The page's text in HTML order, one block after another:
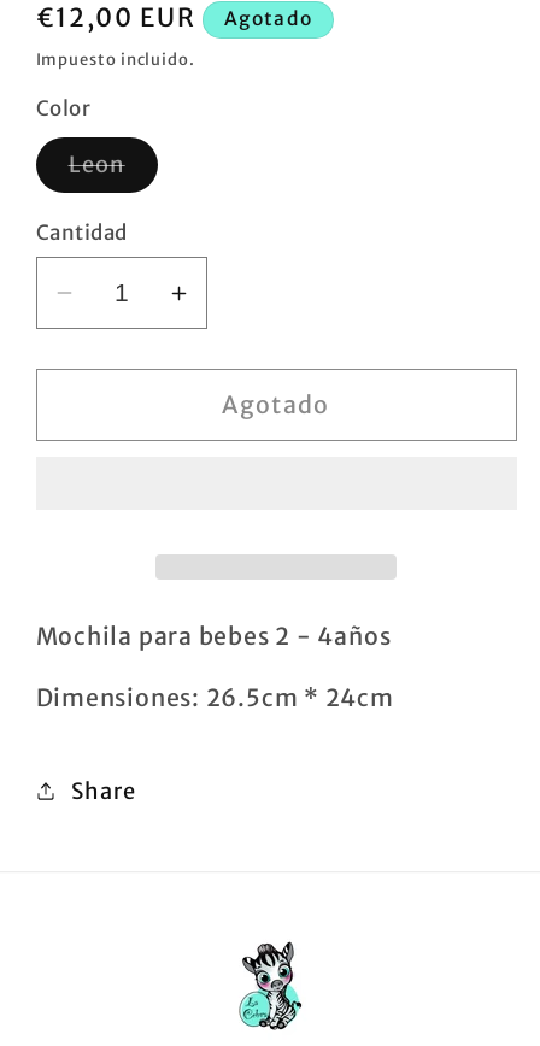
Precio
habitual
€12,00 EUR Agotado
Impuesto incluido.
Color
LeonVariante
agotada
no
disponible
Cantidad
Reducir
cantidad
para
León
Aumentar
cantidad
para
Mochila
León
Agotado
Mochila para bebes 2 - 4años
Dimensiones: 26.5cm * 24cm
Share